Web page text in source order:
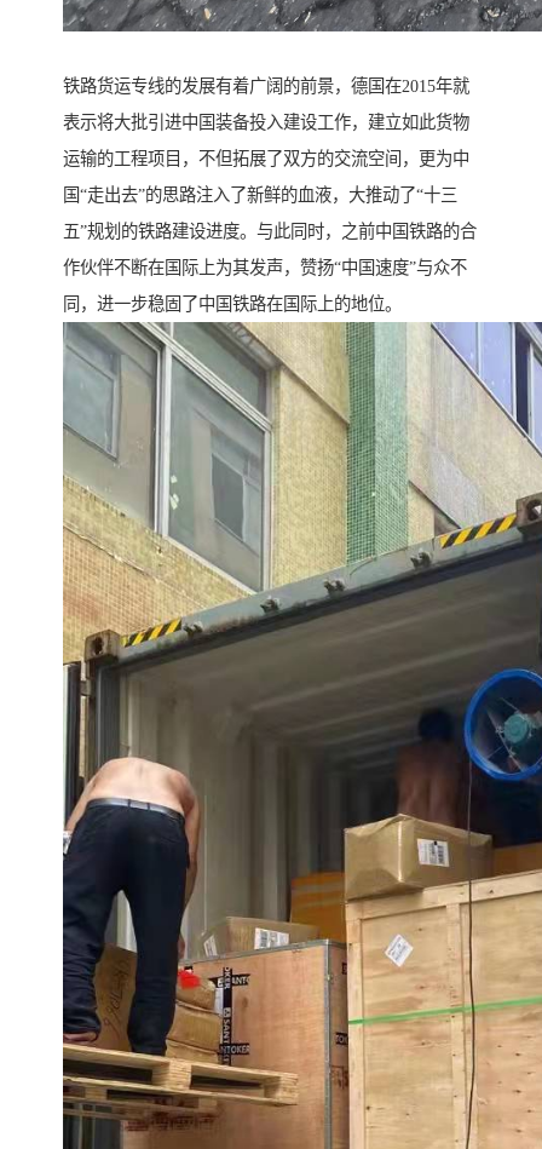
铁路货运专线的发展有着广阔的前景，德国在2015年就
表示将大批引进中国装备投入建设工作，建立如此货物
运输的工程项目，不但拓展了双方的交流空间，更为中
国“走出去”的思路注入了新鲜的血液，大推动了“十三
五”规划的铁路建设进度。与此同时，之前中国铁路的合
作伙伴不断在国际上为其发声，赞扬“中国速度”与众不
同，进一步稳固了中国铁路在国际上的地位。